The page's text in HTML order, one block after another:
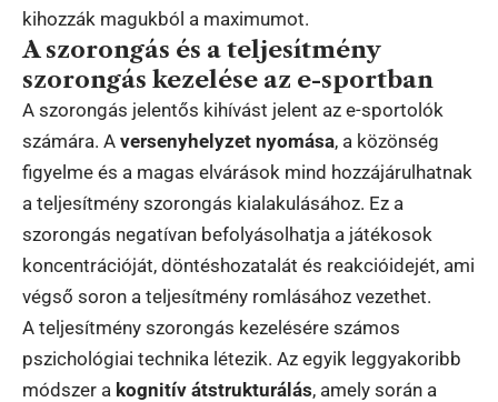
kihozzák magukból a maximumot.
A szorongás és a teljesítmény
szorongás kezelése az e-sportban
A szorongás jelentős kihívást jelent az e-sportolók
számára. A versenyhelyzet nyomása, a közönség
figyelme és a magas elvárások mind hozzájárulhatnak
a teljesítmény szorongás kialakulásához. Ez a
szorongás negatívan befolyásolhatja a játékosok
koncentrációját, döntéshozatalát és reakcióidejét, ami
végső soron a teljesítmény romlásához vezethet.
A teljesítmény szorongás kezelésére számos
pszichológiai technika létezik. Az egyik leggyakoribb
módszer a kognitív átstrukturálás, amely során a